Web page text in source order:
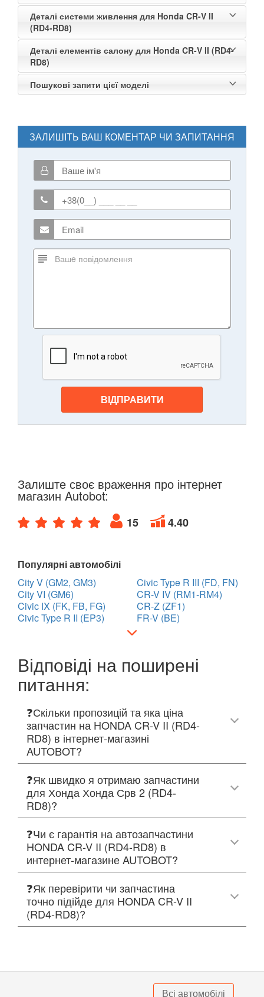
Деталі системи живлення для Honda CR-V II
(RD4-RD8)
Деталі елементів салону для Honda CR-V II (RD4-
RD8)
Пошукові запити цієї моделі
ЗАЛИШІТЬ ВАШ КОМЕНТАР ЧИ ЗАПИТАННЯ
ВІДПРАВИТИ
Залиште своє враження про інтернет
магазин Autobot:
15 4.40
Популярні автомобілі
City V (GM2, GM3)
City VI (GM6)
Civic IX (FK, FB, FG)
Civic Type R II (EP3)
Civic Type R III (FD, FN)
CR-V IV (RM1-RM4)
CR-Z (ZF1)
FR-V (BE)
Відповіді на поширені
питання:
❓Скільки пропозицій та яка ціна
запчастин на HONDA CR-V II (RD4-
RD8) в інтернет-магазині
AUTOBOT?
❓Як швидко я отримаю запчастини
для Хонда Хонда Срв 2 (RD4-
RD8)?
❓Чи є гарантія на автозапчастини
HONDA CR-V II (RD4-RD8) в
интернет-магазине AUTOBOT?
❓Як перевірити чи запчастина
точно підійде для HONDA CR-V II
(RD4-RD8)?
Всі автомобілі